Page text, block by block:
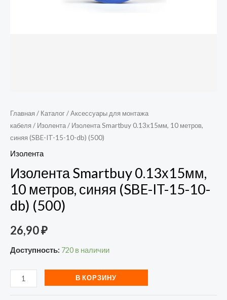
Главная / Каталог/Аксессуары для монтажа
кабеля / Изолента/ Изолента Smartbuy 0.13х15мм, 10 метров,
синяя (SBE-IT-15-10-db) (500)
Изолента
Изолента Smartbuy 0.13х15мм,
10 метров, синяя (SBE-IT-15-10-
db) (500)
26,90₽
Доступность: 720 в наличии
В КОРЗИНУ